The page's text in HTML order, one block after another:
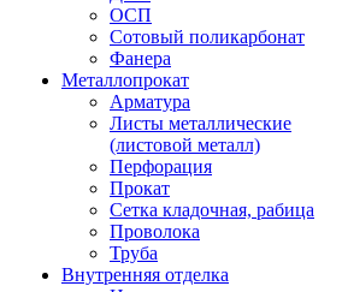
ОСП
Сотовый поликарбонат
Фанера
Металлопрокат
Арматура
Листы металлические
(листовой металл)
Перфорация
Прокат
Сетка кладочная, рабица
Проволока
Труба
Внутренняя отделка